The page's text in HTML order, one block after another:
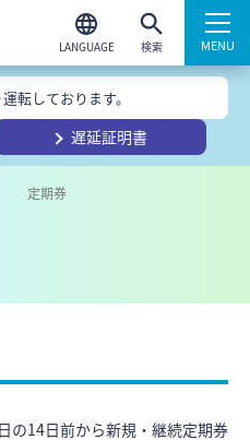
検索
転しております。
遅延証明書
定期券
の14日前から新規・継続定期券